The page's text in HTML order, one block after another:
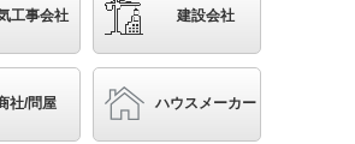
かんたん照度計算
工事会社 建設会社
社/問屋 ハウスメーカー